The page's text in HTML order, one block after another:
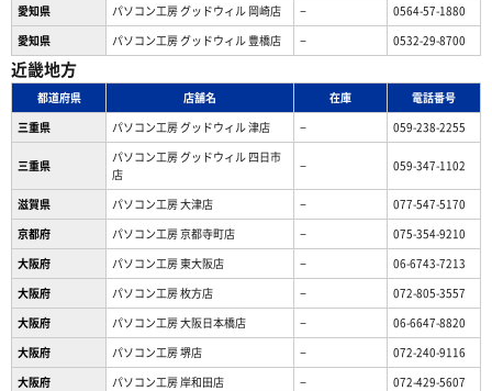
愛知県
パソコン工房 グッドウィル 岡崎店 −
0564-57-1880
愛知県
パソコン工房 グッドウィル 豊橋店 − 0532-29-8700
近畿地方
都道府県 店舗名 在庫
電話番号
三重県
パソコン工房 グッドウィル 津店 − 059-238-2255
三重県
パソコン工房 グッドウィル 四日市
店
− 059-347-1102
滋賀県 パソコン工房 大津店 −
077-547-5170
京都府
パソコン工房 京都寺町店 −
075-354-9210
大阪府
パソコン工房 東大阪店 −
06-6743-7213
大阪府
パソコン工房 枚方店 −
072-805-3557
大阪府
パソコン工房 大阪日本橋店 −
06-6647-8820
大阪府
パソコン工房 堺店 −
072-240-9116
大阪府
パソコン工房 岸和田店 −
072-429-5607